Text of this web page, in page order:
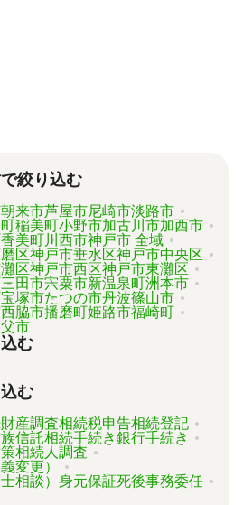
り寄せてみましょう。
絞り込む
朝来市芦屋市尼崎市淡路市
稲美町小野市加古川市加西市
香美町川西市神戸市 全域
区神戸市垂水区神戸市中央区
区神戸市西区神戸市東灘区
三田市宍粟市新温泉町洲本市
宝塚市たつの市丹波篠山市
西脇市播磨町姫路市福崎町
市
む
む
産調査相続税申告相続登記
信託相続手続き銀行手続き
相続人調査
変更）
相談） 身元保証死後事務委任